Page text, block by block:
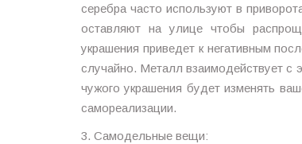
серебра часто используют в
оставляют на улице чтобы
украшения приведет к негативным
случайно. Металл взаимодействует с
чужого украшения будет изменять
самореализации.
3. Самодельные вещи: